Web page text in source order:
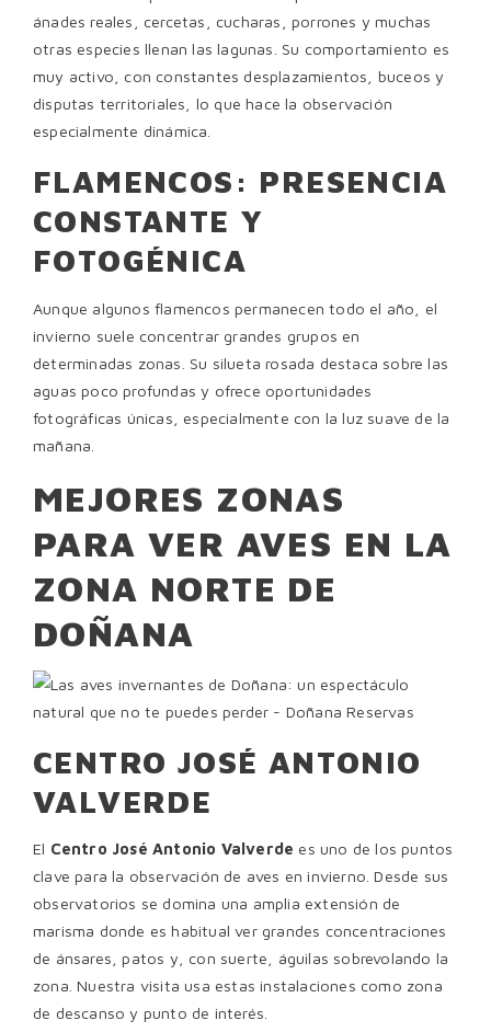
ánades reales, cercetas, cucharas, porrones y muchas
otras especies llenan las lagunas. Su comportamiento es
muy activo, con constantes desplazamientos, buceos y
disputas territoriales, lo que hace la observación
especialmente dinámica.
FLAMENCOS: PRESENCIA
CONSTANTE Y
FOTOGÉNICA
Aunque algunos flamencos permanecen todo el año, el
invierno suele concentrar grandes grupos en
determinadas zonas. Su silueta rosada destaca sobre las
aguas poco profundas y ofrece oportunidades
fotográficas únicas, especialmente con la luz suave de la
mañana.
MEJORES ZONAS
PARA VER AVES EN LA
ZONA NORTE DE
DOÑANA
CENTRO JOSÉ ANTONIO
VALVERDE
El Centro José Antonio Valverde es uno de los puntos
clave para la observación de aves en invierno. Desde sus
observatorios se domina una amplia extensión de
marisma donde es habitual ver grandes concentraciones
de ánsares, patos y, con suerte, águilas sobrevolando la
zona. Nuestra visita usa estas instalaciones como zona
de descanso y punto de interés.